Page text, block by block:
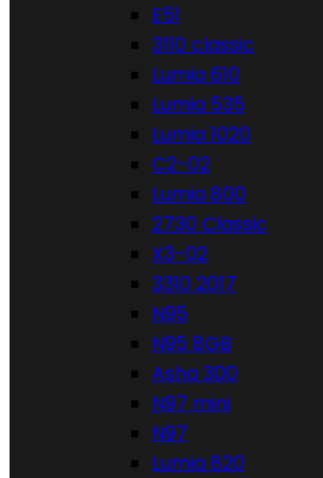
E51
3110 classic
Lumia 610
Lumia 535
Lumia 1020
C2-02
Lumia 800
2730 Classic
X3-02
3310 2017
N95
N95 8GB
Asha 300
N97 mini
N97
Lumia 820